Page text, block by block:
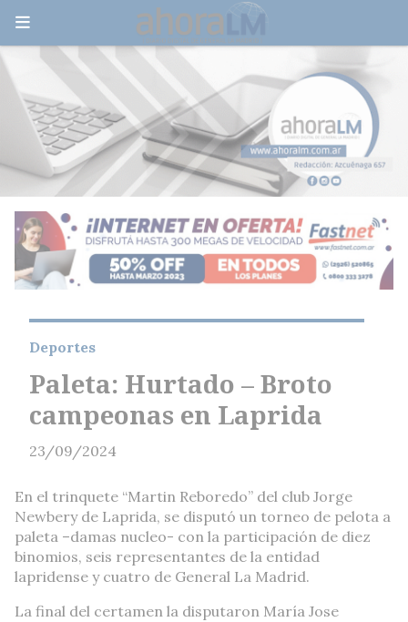
Paleta: Hurtado – Broto
campeonas en Laprida
Deportes
23/09/2024
En el trinquete “Martin Reboredo” del club Jorge
Newbery de Laprida, se disputó un torneo de pelota a
paleta –damas nucleo- con la participación de diez
binomios, seis representantes de la entidad
lapridense y cuatro de General La Madrid.
La final del certamen la disputaron María Jose